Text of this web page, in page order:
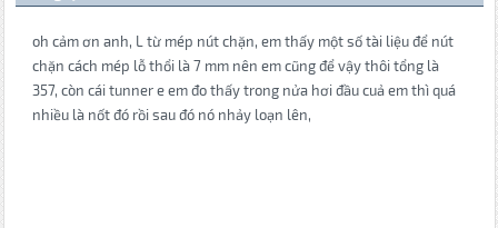
oh cảm ơn anh, L từ mép nút chặn, em thấy một số tài liệu để nút
chặn cách mép lỗ thổi là 7 mm nên em cũng để vậy thôi tổng là
357, còn cái tunner e em đo thấy trong nửa hơi đầu cuả em thì quá
nhiều là nốt đó rồi sau đó nó nhảy loạn lên,